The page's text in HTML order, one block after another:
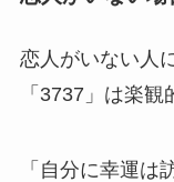
恋人がいない人
「3737」は楽
「自分に幸運は